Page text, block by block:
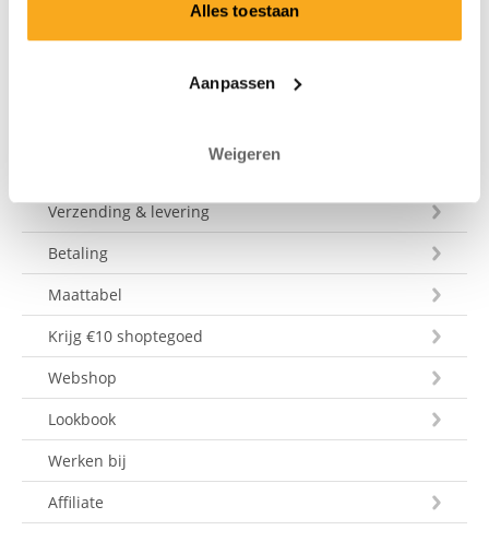
Alles toestaan
Aanpassen
Weigeren
Stuur een bericht
Verzending & levering
Betaling
Maattabel
Krijg €10 shoptegoed
Webshop
Lookbook
Werken bij
Affiliate